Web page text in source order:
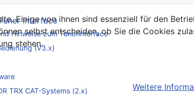
Interface
Hinweise zum Tunerinterface
(V3.x)
TRX CAT-Systems (2.x)
Einige von ihnen sind essenziell für den
selbst entscheiden, ob Sie die Cookies
stehen.
Weitere